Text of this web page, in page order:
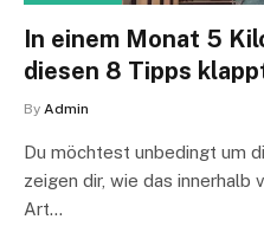
In einem Monat 5
diesen 8 Tipps
By Admin
Du möchtest unbedingt um
zeigen dir, wie das innerhalb
Art…